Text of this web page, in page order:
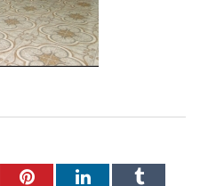
PinterestLinkedInTumblr